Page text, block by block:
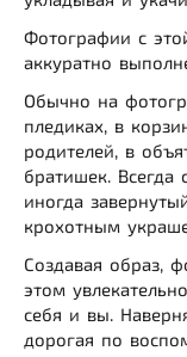
Фотографии с
аккуратно
Обычно на
пледиках, в
родителей, в
братишек.
иногда
крохотным
Создавая образ,
этом
себя и вы.
дорогая по